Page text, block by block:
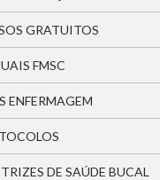
GRATUITOS
FMSC
ENFERMAGEM
DE SAÚDE BUCAL